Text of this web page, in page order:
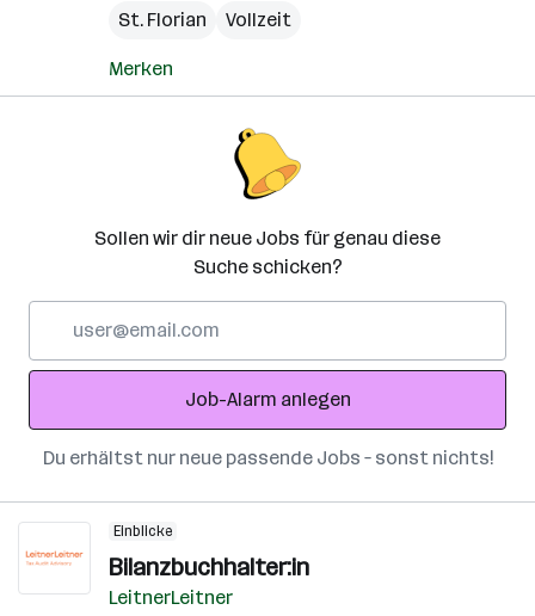
St. Florian
Vollzeit
Merken
Sollen wir dir neue Jobs für genau diese
Suche schicken?
Adresse
Job-Alarm anlegen
Du erhältst nur neue passende Jobs – sonst nichts!
Einblicke
Bilanzbuchhalter:in
LeitnerLeitner